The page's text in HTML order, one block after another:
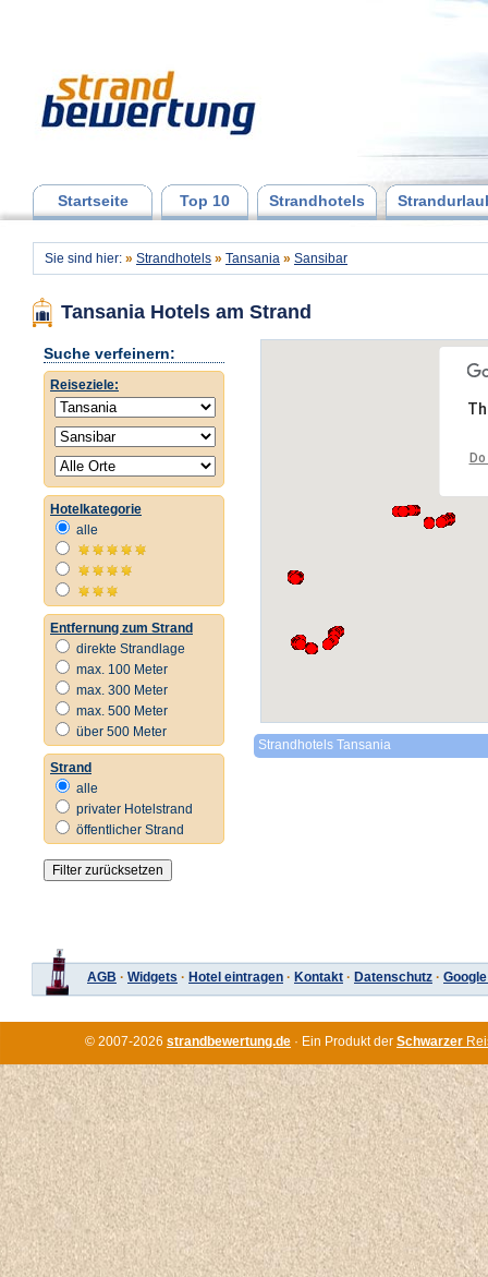
Startseite Top 10 Strandhotels
Sie sind hier: » Strandhotels » Tansania » Sansibar
Tansania Hotels am Strand
Suche verfeinern:
Reiseziele:
Hotelkategorie
alle
Entfernung zum Strand
direkte Strandlage
max. 100 Meter
max. 300 Meter
max. 500 Meter
über 500 Meter
Strand
alle
privater Hotelstrand
öffentlicher Strand
Strandhotels Tansania
AGB · Widgets · Hotel eintragen · Kontakt · Datenschutz ·
© 2007-2026 strandbewertung.de · Ein Produkt der Schwarzer